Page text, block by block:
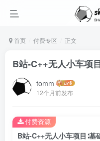
首页 付费专区 正文
B站-C++无人小车项
tomm
12个月前发布
B站-C++无人小车项目∶基
付费资源